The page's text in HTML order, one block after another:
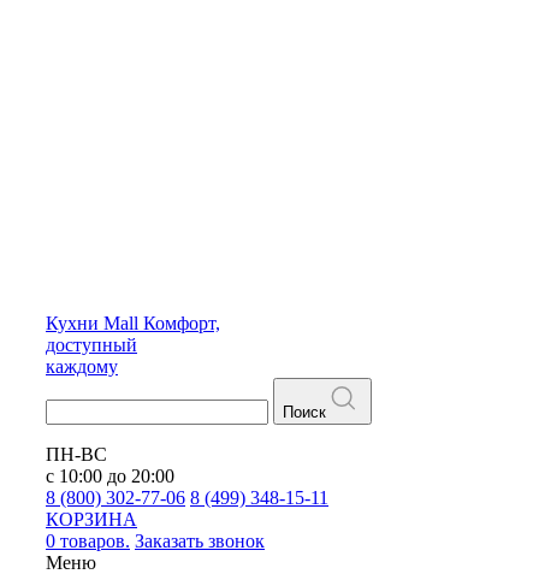
Кухни Mall Комфорт,
доступный
каждому
Поиск
ПН-ВС
с 10:00 до 20:00
8 (800) 302-77-06 8 (499) 348-15-11
КОРЗИНА
0 товаров. Заказать звонок
Меню